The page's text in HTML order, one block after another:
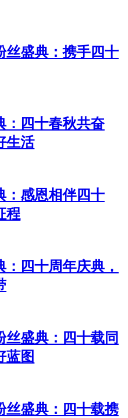
丝盛典：携手四十
：四十春秋共奋
生活
：感恩相伴四十
程
四十周年庆典，
丝盛典：四十载同
蓝图
丝盛典：四十载携